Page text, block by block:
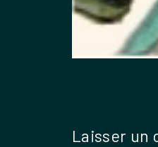
Laisser un